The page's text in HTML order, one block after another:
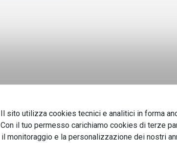
Il sito utilizza cookies tecnici e analitici in forma
Con il tuo permesso carichiamo cookies di terze
il monitoraggio e la personalizzazione dei nostri